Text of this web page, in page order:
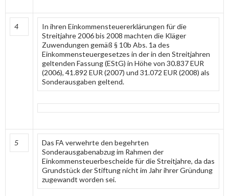
4
In ihren Einkommensteuererklärungen für die
Streitjahre 2006 bis 2008 machten die Kläger
Zuwendungen gemäß § 10b Abs. 1a des
Einkommensteuergesetzes in der in den Streitjahren
geltenden Fassung (EStG) in Höhe von 30.837 EUR
(2006), 41.892 EUR (2007) und 31.072 EUR (2008) als
Sonderausgaben geltend.
5
Das FA verwehrte den begehrten
Sonderausgabenabzug im Rahmen der
Einkommensteuerbescheide für die Streitjahre, da das
Grundstück der Stiftung nicht im Jahr ihrer Gründung
zugewandt worden sei.